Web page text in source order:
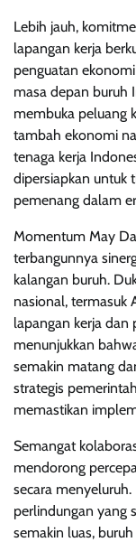
Lebih jauh,
lapangan kerja
penguatan
masa depan buruh
membuka peluang
tambah ekonomi
tenaga kerja
dipersiapkan untuk
pemenang dalam
Momentum May
terbangunnya
kalangan buruh.
nasional, termasuk
lapangan kerja dan
menunjukkan
semakin matang
strategis
memastikan
Semangat
mendorong
secara
perlindungan yang
semakin luas,